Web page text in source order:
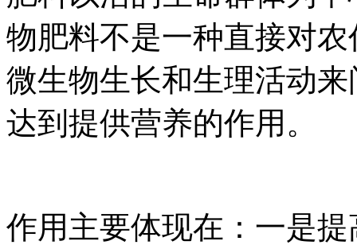
物肥料不是一种直接对
微生物生长和生理活动
达到提供营养的作用。
作用主要体现在：一是